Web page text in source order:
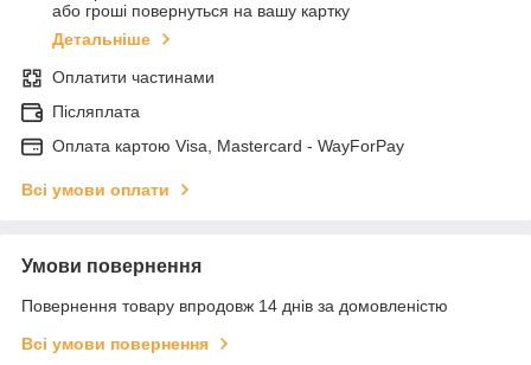
або гроші повернуться на вашу картку
Детальніше
Оплатити частинами
Післяплата
Оплата картою Visa, Mastercard - WayForPay
Всі умови оплати
Умови повернення
Повернення товару впродовж 14 днів за домовленістю
Всі умови повернення